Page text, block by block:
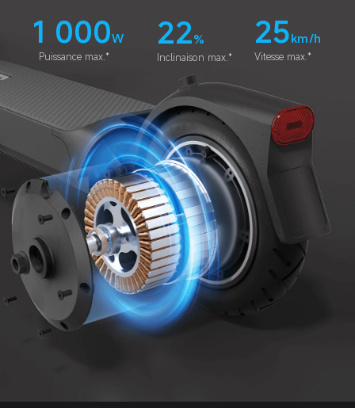
1 000W
Puissance max.*
22%
Inclinaison max.*
25km/h
Vitesse max.*